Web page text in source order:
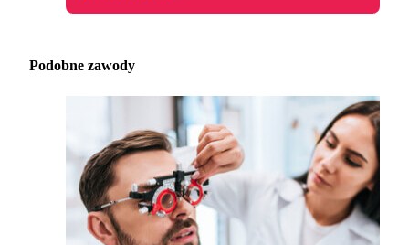
Podobne zawody